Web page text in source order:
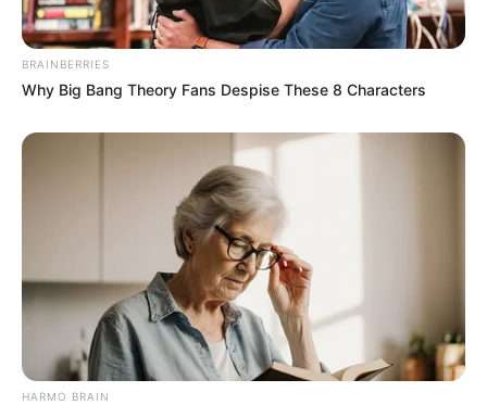
BRAINBERRIES
Why Big Bang Theory Fans Despise These 8 Characters
HARMO BRAIN